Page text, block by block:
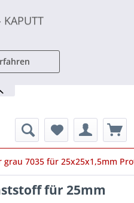
KAPUTT
grau 7035 für 25x25x1,5mm
für 25mm